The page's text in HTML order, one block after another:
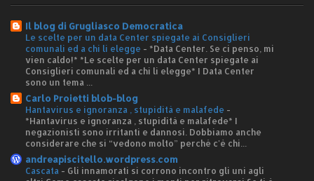
Il blog di Grugliasco Democratica
Le scelte per un data Center spiegate ai Consiglieri
comunali ed a chi li elegge - *Data Center. Se ci penso, mi
vien caldo!* *Le scelte per un data Center spiegate ai
Consiglieri comunali ed a chi li elegge* I Data Center
sono un tema ...
Carlo Proietti blob-blog
Hantavirus e ignoranza , stupidità e malafede -
*Hantavirus e ignoranza , stupidità e malafede* I
negazionisti sono irritanti e dannosi. Dobbiamo anche
considerare che si “vedono molto” perché c'è chi...
andreapiscitello.wordpress.com
Cascata - Gli innamorati si corrono incontro gli uni agli